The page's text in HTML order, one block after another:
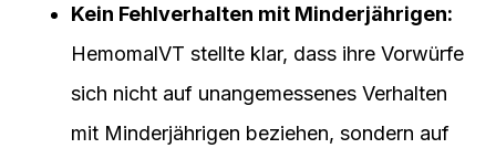
Kein Fehlverhalten mit Minderjährigen:
HemomalVT stellte klar, dass ihre Vorwürfe
sich nicht auf unangemessenes Verhalten
mit Minderjährigen beziehen, sondern auf